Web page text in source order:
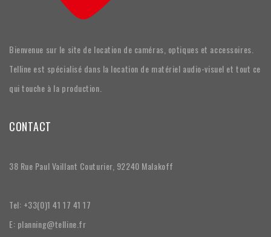
Bienvenue sur le site de location de caméras, optiques et accessoires.
Telline est spécialisé dans la location de matériel audio-visuel et tout ce
qui touche à la production.
CONTACT
38 Rue Paul Vaillant Couturier, 92240 Malakoff
Tel: +33(0)1 41 17 41 17
E: planning@telline.fr